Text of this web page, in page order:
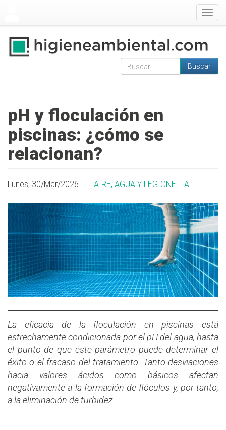
Formulario de
Buscar
pH y floculación en
piscinas: ¿cómo se
relacionan?
Lunes, 30/Mar/2026 AIRE, AGUA Y LEGIONELLA
La eficacia de la floculación en piscinas está
estrechamente condicionada por el pH del agua, hasta
el punto de que este parámetro puede determinar el
éxito o el fracaso del tratamiento. Tanto desviaciones
hacia valores ácidos como básicos afectan
negativamente a la formación de flóculos y, por tanto,
a la eliminación de turbidez.